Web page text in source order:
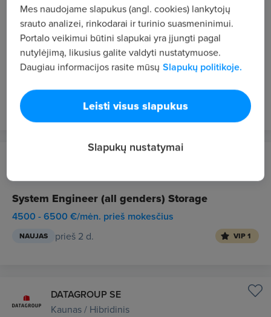
KRASAS, UAB
Vilnius
Vadybininkas (-ė ) (darbas su prekių užsakymu
iš tiekėjų)
NAUJAS prieš 1 d. VIP 1
System Engineer (all genders) Storage
4500 - 6500 €/mėn. prieš mokesčius
NAUJAS prieš 2 d. VIP 1
DATAGROUP SE
Kaunas / Hibridinis
Mes naudojame slapukus (angl. cookies) lankytojų
srauto analizei, rinkodarai ir turinio suasmeninimui.
Portalo veikimui būtini slapukai yra įjungti pagal
nutylėjimą, likusius galite valdyti nustatymuose.
Daugiau informacijos rasite mūsų Slapukų politikoje.
Leisti visus slapukus
Slapukų nustatymai